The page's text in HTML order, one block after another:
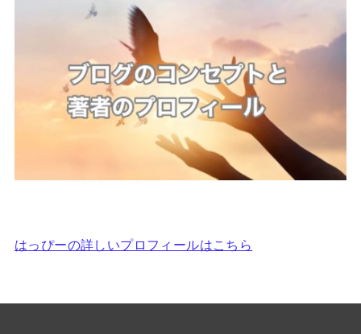
はっぴーの詳しいプロフィールはこちら